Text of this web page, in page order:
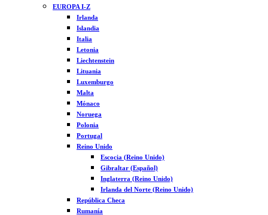
EUROPA I-Z
Irlanda
Islandia
Italia
Letonia
Liechtenstein
Lituania
Luxemburgo
Malta
Mónaco
Noruega
Polonia
Portugal
Reino Unido
Escocia (Reino Unido)
Gibraltar (Español)
Inglaterra (Reino Unido)
Irlanda del Norte (Reino Unido)
República Checa
Rumanía